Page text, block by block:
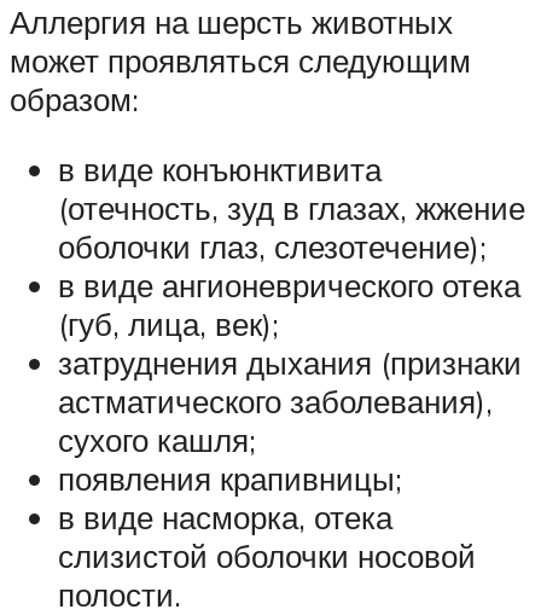
Аллергия на шерсть животных
может проявляться следующим
образом:
в виде конъюнктивита
(отечность, зуд в глазах, жжение
оболочки глаз, слезотечение);
в виде ангионеврического отека
(губ, лица, век);
затруднения дыхания (признаки
астматического заболевания),
сухого кашля;
появления крапивницы;
в виде насморка, отека
слизистой оболочки носовой
полости.